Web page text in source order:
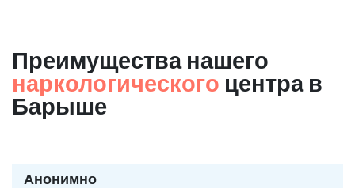
Преимущества нашего
наркологического центра в
Барыше
Анонимно